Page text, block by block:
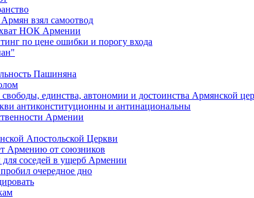
взял самоотвод
НОК Армении
по цене ошибки и порогу входа
Пашиняна
единства, автономии и достоинства Армянской
антиконституционны и антинациональны
Армении
Апостольской Церкви
Армению от союзников
соседей в ущерб Армении
очередное дно